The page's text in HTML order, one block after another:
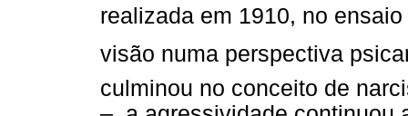
realizada em 1910, no
visão numa perspectiva
culminou no conceito de